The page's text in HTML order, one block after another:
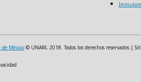
Immutare
México © UNAM, 2018. Todos los derechos reservados |